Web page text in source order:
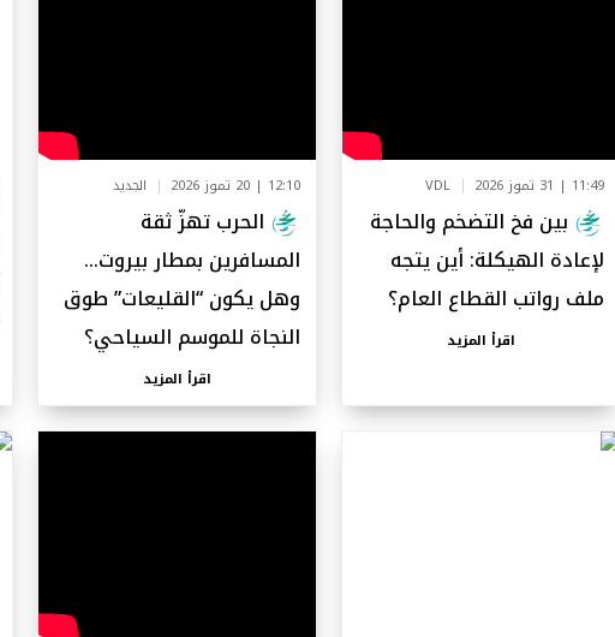
11:49 | 31 تموز 2026 VDL
بين فخ التضخم والحاجة
لإعادة الهيكلة: أين يتجه
ملف رواتب القطاع العام؟
اقرأ المزيد
12:10 | 20 تموز 2026 الجديد
الحرب تهزّ ثقة
المسافرين بمطار بيروت…
وهل يكون “القليعات” طوق
النجاة للموسم السياحي؟
اقرأ المزيد